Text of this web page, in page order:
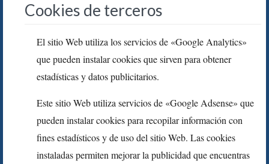
Cookies de terceros
El sitio Web utiliza los servicios de «Google Analytics»
que pueden instalar cookies que sirven para obtener
estadísticas y datos publicitarios.
Este sitio Web utiliza servicios de «Google Adsense» que
pueden instalar cookies para recopilar información con
fines estadísticos y de uso del sitio Web. Las cookies
instaladas permiten mejorar la publicidad que encuentras